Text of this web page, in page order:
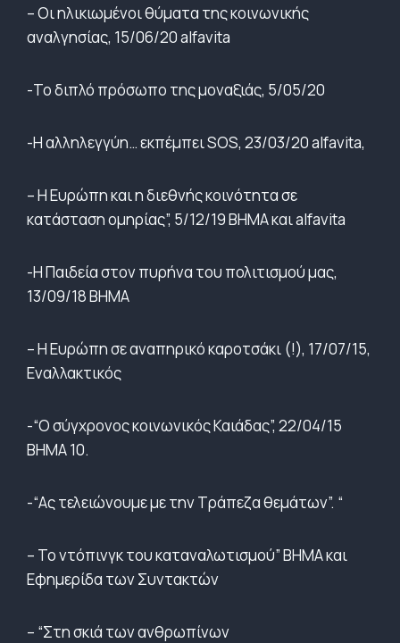
– Οι ηλικιωμένοι θύματα της κοινωνικής
αναλγησίας, 15/06/20 alfavita
-Το διπλό πρόσωπο της μοναξιάς, 5/05/20
-Η αλληλεγγύη… εκπέμπει SOS, 23/03/20 alfavita,
– Η Ευρώπη και η διεθνής κοινότητα σε
κατάσταση ομηρίας”, 5/12/19 ΒΗΜΑ και alfavita
-Η Παιδεία στον πυρήνα του πολιτισμού μας,
13/09/18 ΒΗΜΑ
– Η Ευρώπη σε αναπηρικό καροτσάκι (!), 17/07/15,
Εναλλακτικός
-“Ο σύγχρονος κοινωνικός Καιάδας”, 22/04/15
ΒΗΜΑ 10.
-“Ας τελειώνουμε με την Τράπεζα θεμάτων”. “
– Το ντόπινγκ του καταναλωτισμού” ΒΗΜΑ και
Εφημερίδα των Συντακτών
– “Στη σκιά των ανθρωπίνων